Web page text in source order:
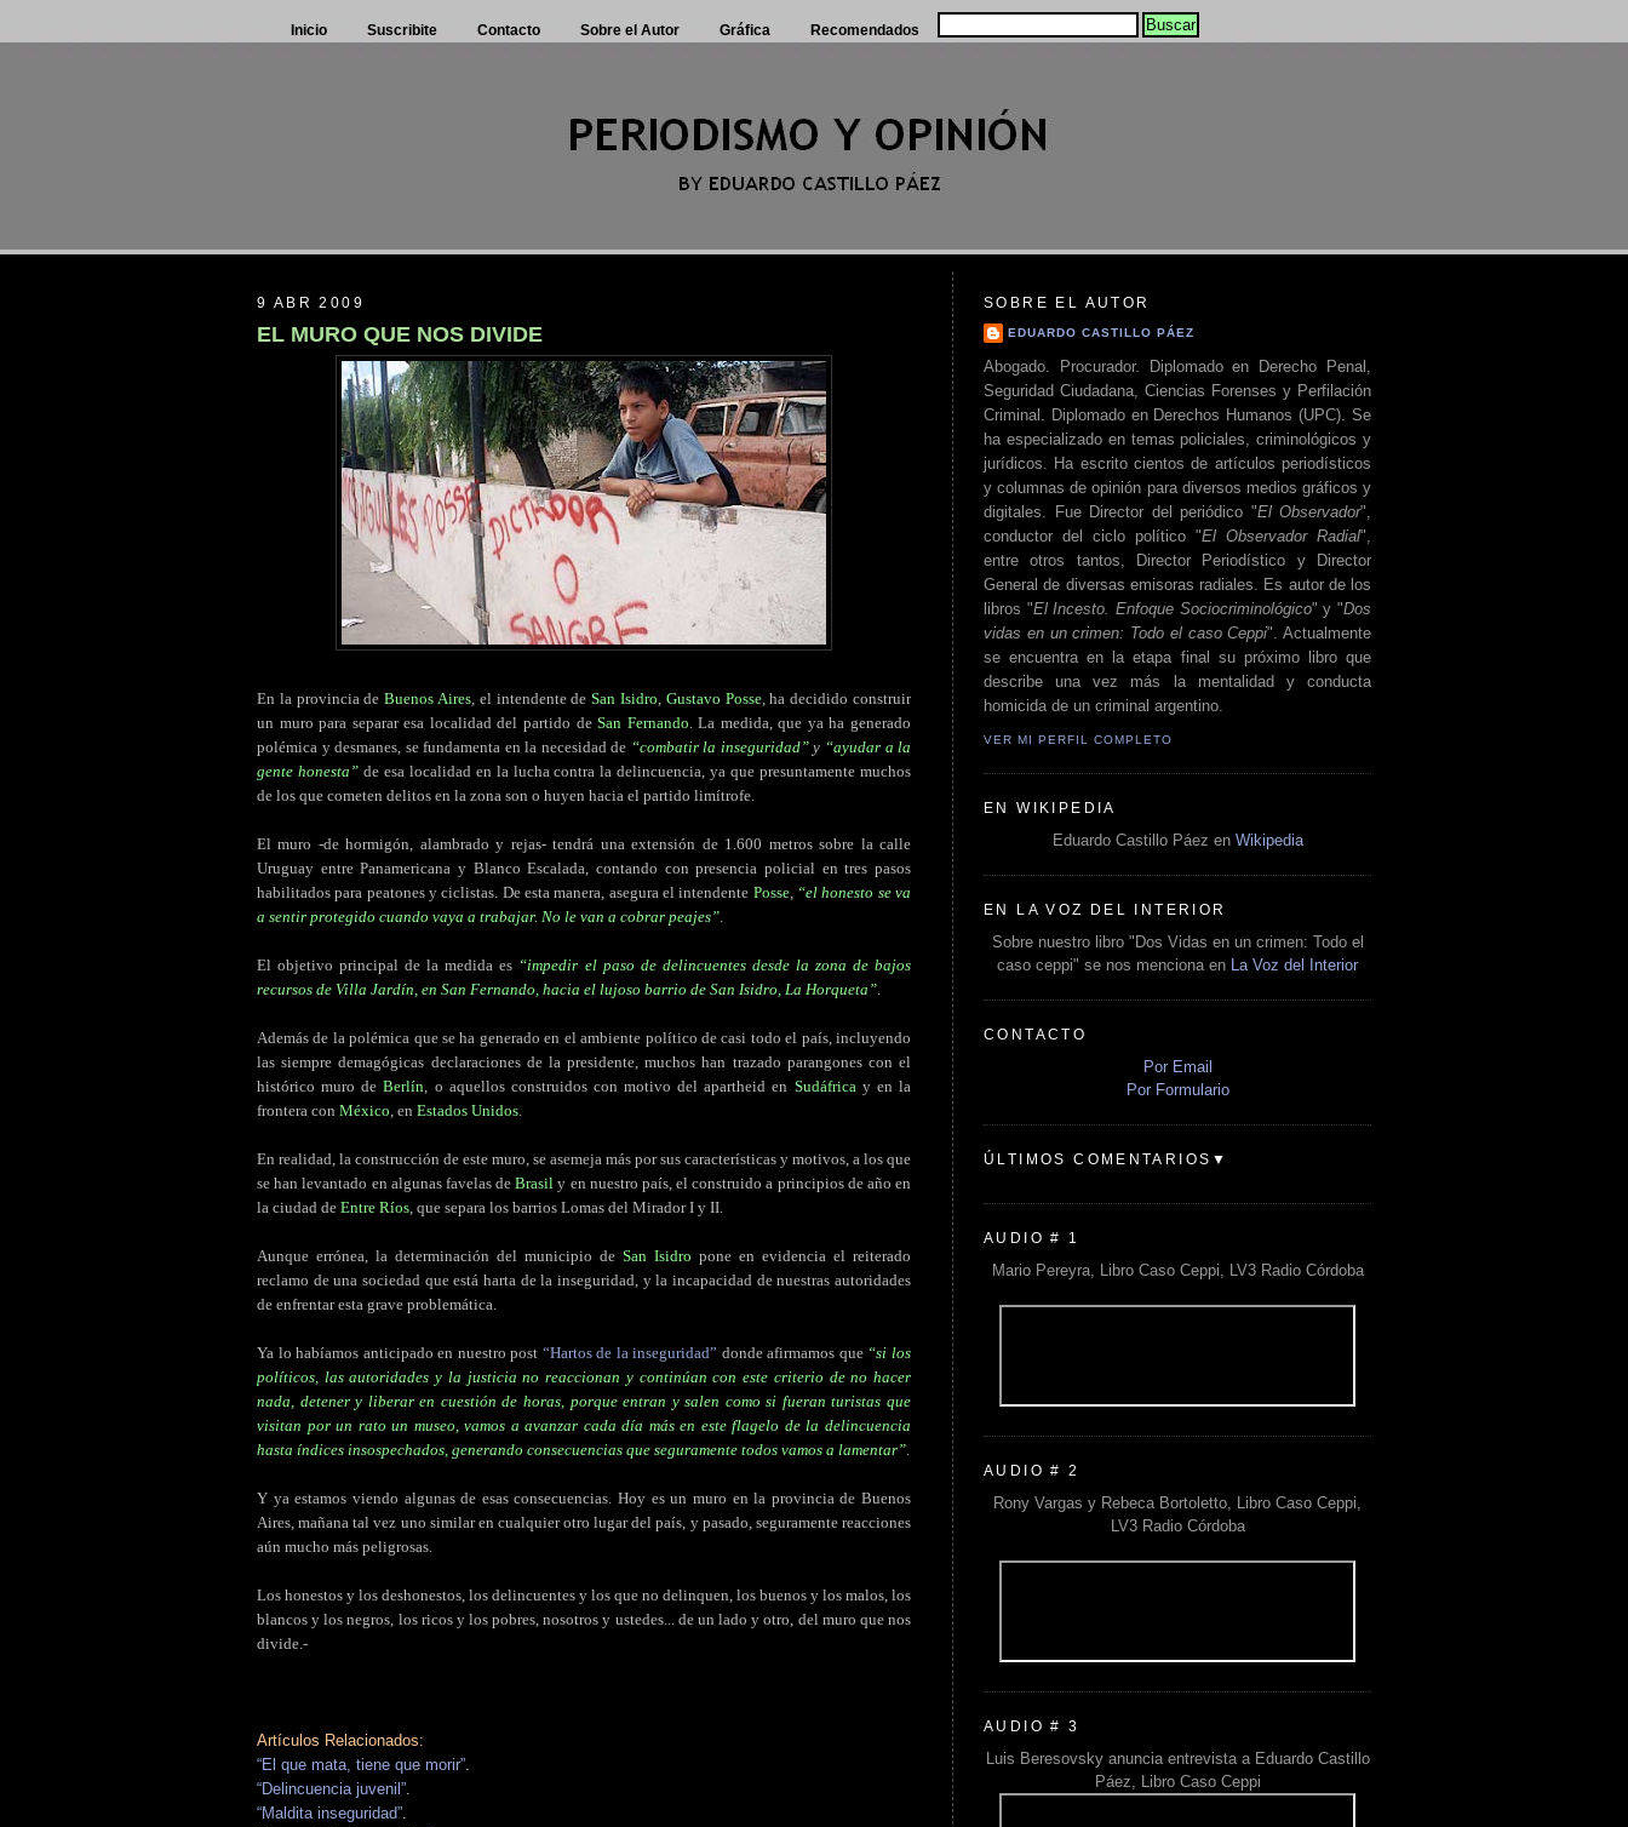
Inicio Suscribite Contacto Sobre el Autor Gráfica Recomendados
9 ABR 2009
EL MURO QUE NOS DIVIDE
En la provincia deBuenos Aires, el intendente deSan Isidro, Gustavo Posse, ha decidido construir
un muro para separar esa localidad del partido deSan Fernando. La medida, que ya ha generado
polémica y desmanes, se fundamenta en la necesidad de “combatir la inseguridad”y “ayudar a la
gente honesta”de esa localidad en la lucha contra la delincuencia, ya que presuntamente muchos
de los que cometen delitos en la zona son o huyen hacia el partido limítrofe.
El muro -de hormigón, alambrado y rejas- tendrá una extensión de 1.600 metros sobre la calle
Uruguay entre Panamericana y Blanco Escalada, contando con presencia policial en tres pasos
habilitados para peatones y ciclistas. De esta manera, asegura el intendente Posse, “el honesto se va
a sentir protegido cuando vaya a trabajar. No le van a cobrar peajes”.
El objetivo principal de la medida es “impedir el paso de delincuentes desde la zona de bajos
recursos de Villa Jardín, en San Fernando, hacia el lujoso barrio de San Isidro, La Horqueta”.
Además de la polémica que se ha generado en el ambiente político de casi todo el país, incluyendo
las siempre demagógicas declaraciones de la presidente, muchos han trazado parangones con el
histórico muro deBerlín, o aquellos construidos con motivo del apartheid en Sudáfricay en la
frontera con México, en Estados Unidos.
En realidad, la construcción de este muro, se asemeja más por sus características y motivos, a los que
se han levantado en algunas favelas deBrasil y en nuestro país, el construido a principios de año en
la ciudad de Entre Ríos, que separa los barrios Lomas del Mirador I y II.
Aunque errónea, la determinación del municipio de San Isidro pone en evidencia el reiterado
reclamo de una sociedad que está harta de la inseguridad, y la incapacidad de nuestras autoridades
de enfrentar esta grave problemática.
Ya lo habíamos anticipado en nuestro post “Hartos de la inseguridad” donde afirmamos que “si los
políticos, las autoridades y la justicia no reaccionan y continúan con este criterio de no hacer
nada, detener y liberar en cuestión de horas, porque entran y salen como si fueran turistas que
visitan por un rato un museo, vamos a avanzar cada día más en este flagelo de la delincuencia
hasta índices insospechados, generando consecuencias que seguramente todos vamos a lamentar”.
Y ya estamos viendo algunas de esas consecuencias. Hoy es un muro en la provincia de Buenos
Aires, mañana tal vez uno similar en cualquier otro lugar del país, y pasado, seguramente reacciones
aún mucho más peligrosas.
Los honestos y los deshonestos, los delincuentes y los que no delinquen, los buenos y los malos, los
blancos y los negros, los ricos y los pobres, nosotros y ustedes... de un lado y otro, del muro que nos
divide.-
Artículos Relacionados:
“El que mata, tiene que morir”.
“Delincuencia juvenil”.
“Maldita inseguridad”.
SOBRE EL AUTOR
EDUARDO CASTILLO PÁEZ
Abogado. Procurador. Diplomado en Derecho Penal,
Seguridad Ciudadana, Ciencias Forenses y Perfilación
Criminal. Diplomado en Derechos Humanos (UPC). Se
ha especializado en temas policiales, criminológicos y
jurídicos. Ha escrito cientos de artículos periodísticos
y columnas de opinión para diversos medios gráficos y
digitales. Fue Director del periódico "El Observador",
conductor del ciclo político "El Observador Radial",
entre otros tantos, Director Periodístico y Director
General de diversas emisoras radiales. Es autor de los
libros "El Incesto. Enfoque Sociocriminológico" y "Dos
vidas en un crimen: Todo el caso Ceppi". Actualmente
se encuentra en la etapa final su próximo libro que
describe una vez más la mentalidad y conducta
homicida de un criminal argentino.
VER MI PERFIL COMPLETO
EN WIKIPEDIA
Eduardo Castillo Páez en Wikipedia
EN LA VOZ DEL INTERIOR
Sobre nuestro libro "Dos Vidas en un crimen: Todo el
caso ceppi" se nos menciona en
La Voz del Interior
CONTACTO
Por Email
Por Formulario
ÚLTIMOS COMENTARIOS▼
AUDIO # 1
Mario Pereyra, Libro Caso Ceppi, LV3 Radio Córdoba
AUDIO # 2
Rony Vargas y Rebeca Bortoletto, Libro Caso Ceppi,
LV3 Radio Córdoba
AUDIO # 3
Luis Beresovsky anuncia entrevista a Eduardo Castillo
Páez, Libro Caso Ceppi